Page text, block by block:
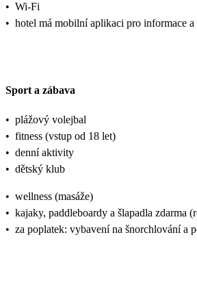
• Wi-Fi
• hotel má mobilní aplikaci pro informace a
Sport a zábava
• plážový volejbal
• fitness (vstup od 18 let)
• denní aktivity
• dětský klub
• wellness (masáže)
• kajaky, paddleboardy a šlapadla zdarma
• za poplatek: vybavení na šnorchlování a